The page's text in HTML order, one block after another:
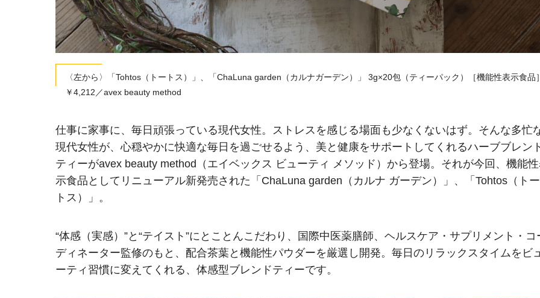
〈左から〉「Tohtos（トートス）」、「ChaLuna garden（カルナガーデン）」 3g×20包（ティーパック）［機能性表示食品
￥4,212／avex beauty method
仕事に家事に、毎日頑張っている現代女性。ストレスを感じる場面も少なくないはず。そんな多忙
現代女性が、心穏やかに快適な毎日を過ごせるよう、美と健康をサポートしてくれるハーブブレン
ティーがavex beauty method（エイベックス ビューティ メソッド）から登場。それが今回、機能
示食品としてリニューアル新発売された「ChaLuna garden（カルナ ガーデン）」、「Tohtos（トー
トス）」。
“体感（実感）”と“テイスト”にとことんこだわり、国際中医薬膳師、ヘルスケア・サプリメント・コ
ディネーター監修のもと、配合茶葉と機能性パウダーを厳選し開発。毎日のリラックスタイムをビ
ーティ習慣に変えてくれる、体感型ブレンドティーです。